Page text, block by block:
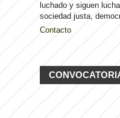
luchado y siguen
sociedad justa,
Contacto